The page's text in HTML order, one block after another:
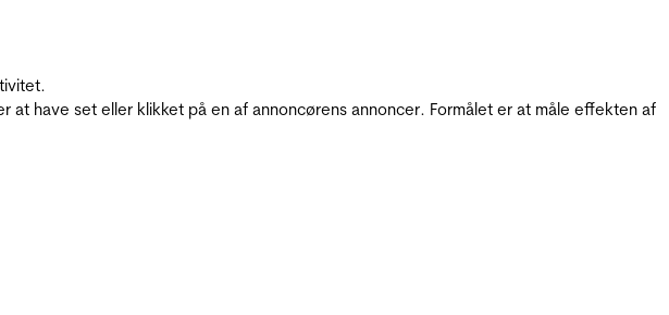
have set eller klikket på en af annoncørens annoncer. Formålet er at måle effekten af